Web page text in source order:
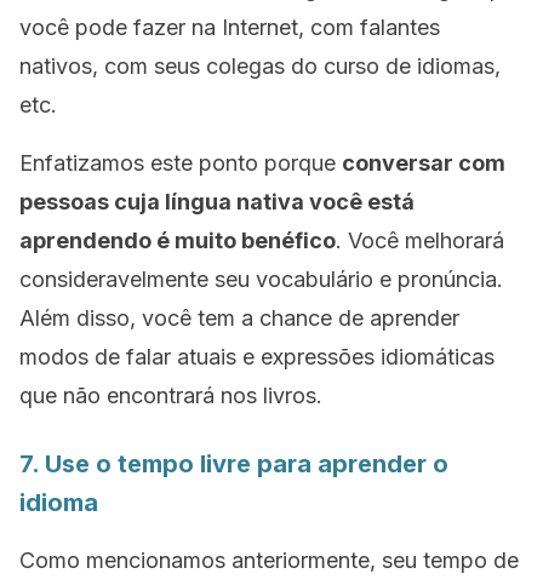
você pode fazer na Internet, com falantes
nativos, com seus colegas do curso de idiomas,
etc.
Enfatizamos este ponto porque conversar com
pessoas cuja língua nativa você está
aprendendo é muito benéfico. Você melhorará
consideravelmente seu vocabulário e pronúncia.
Além disso, você tem a chance de aprender
modos de falar atuais e expressões idiomáticas
que não encontrará nos livros.
7. Use o tempo livre para aprender o
idioma
Como mencionamos anteriormente, seu tempo de